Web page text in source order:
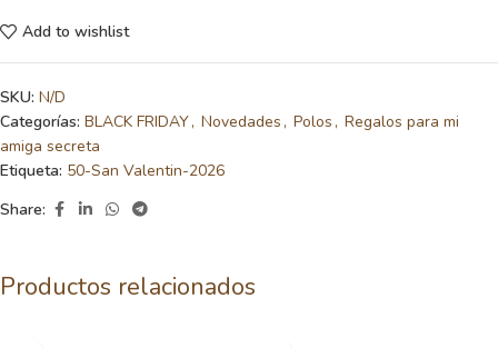
Add to wishlist
SKU: N/D
Categorías: BLACK FRIDAY, Novedades , Polos , Regalos para mi
amiga secreta
Etiqueta: 50-San Valentin-2026
Share:
Productos relacionados